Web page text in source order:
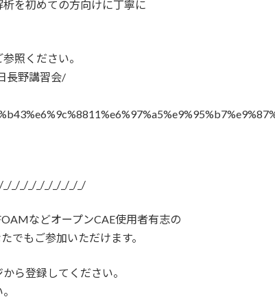
を初めての方向けに丁寧に
照ください。
長野講習会/
_/_/_/_/_/_/_/_/
などオープンCAE使用者有志の
でもご参加いただけます。
ら登録してください。